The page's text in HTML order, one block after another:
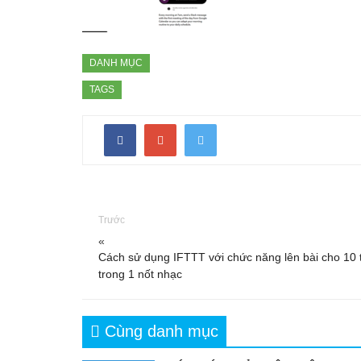
DANH MỤC
TAGS
Trước
«
Cách sử dụng IFTTT với chức năng lên bài cho 10
trong 1 nốt nhạc
Cùng danh mục